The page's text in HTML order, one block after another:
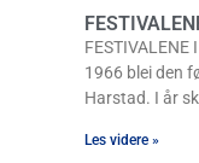
FESTIVALENE
1966 blei den
Harstad. I år
Les videre »